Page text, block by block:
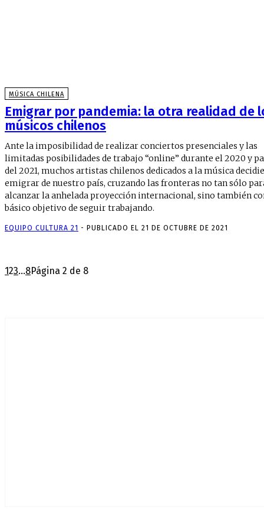
MÚSICA CHILENA
Emigrar por pandemia: la otra realidad de
músicos chilenos
Ante la imposibilidad de realizar conciertos presenciales y las
limitadas posibilidades de trabajo “online” durante el 2020 y
del 2021, muchos artistas chilenos dedicados a la música
emigrar de nuestro país, cruzando las fronteras no tan sólo
alcanzar la anhelada proyección internacional, sino también
básico objetivo de seguir trabajando.
EQUIPO CULTURA 21 - PUBLICADO EL 21 DE OCTUBRE DE 2021
123...8Página 2 de 8